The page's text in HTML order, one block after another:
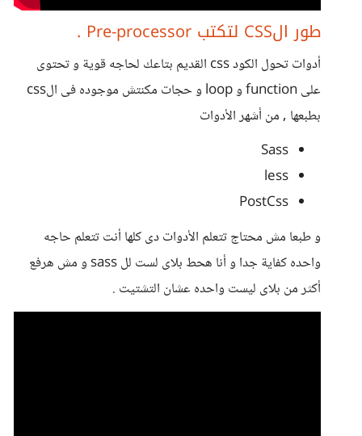
طور الCSS لتكتب Pre-processor .
أدوات تحول الكود css القديم بتاعك لحاجه قوية و تحتوى
على function و loop و حجات مكنتش موجوده فى الcss
بطبعها , من أشهر الأدوات
Sass
less
PostCss
و طبعا مش محتاج تتعلم الأدوات دى كلها أنت تتعلم حاجه
واحده كفاية جدا و أنا هحط بلاى لست لل sass و مش هرفع
أكثر من بلاى ليست واحده عشان التشتيت .